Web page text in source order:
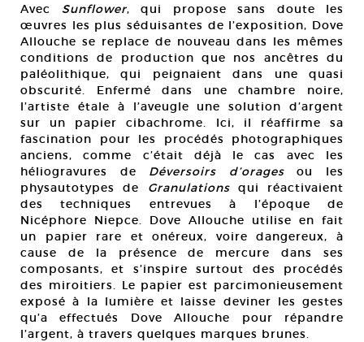
Avec Sunflower, qui propose sans doute les
œuvres les plus séduisantes de l’exposition, Dove
Allouche se replace de nouveau dans les mêmes
conditions de production que nos ancêtres du
paléolithique, qui peignaient dans une quasi
obscurité. Enfermé dans une chambre noire,
l’artiste étale à l’aveugle une solution d’argent
sur un papier cibachrome. Ici, il réaffirme sa
fascination pour les procédés photographiques
anciens, comme c’était déjà le cas avec les
héliogravures de Déversoirs d’oragesou les
physautotypes de Granulationsqui réactivaient
des techniques entrevues à l’époque de
Nicéphore Niepce. Dove Allouche utilise en fait
un papier rare et onéreux, voire dangereux, à
cause de la présence de mercure dans ses
composants, et s’inspire surtout des procédés
des miroitiers. Le papier est parcimonieusement
exposé à la lumière et laisse deviner les gestes
qu’a effectués Dove Allouche pour répandre
l’argent, à travers quelques marques brunes.